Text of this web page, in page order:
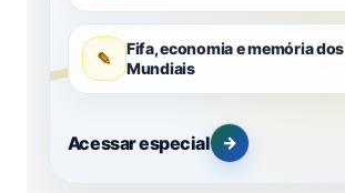
✎
Fifa, economia e memória dos
Mundiais
Acessar especial →